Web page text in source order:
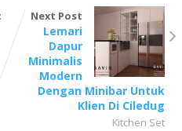
Next Post
Lemari
Dapur
Minimalis
Modern
Dengan Minibar Untuk
Klien Di Ciledug
Kitchen Set